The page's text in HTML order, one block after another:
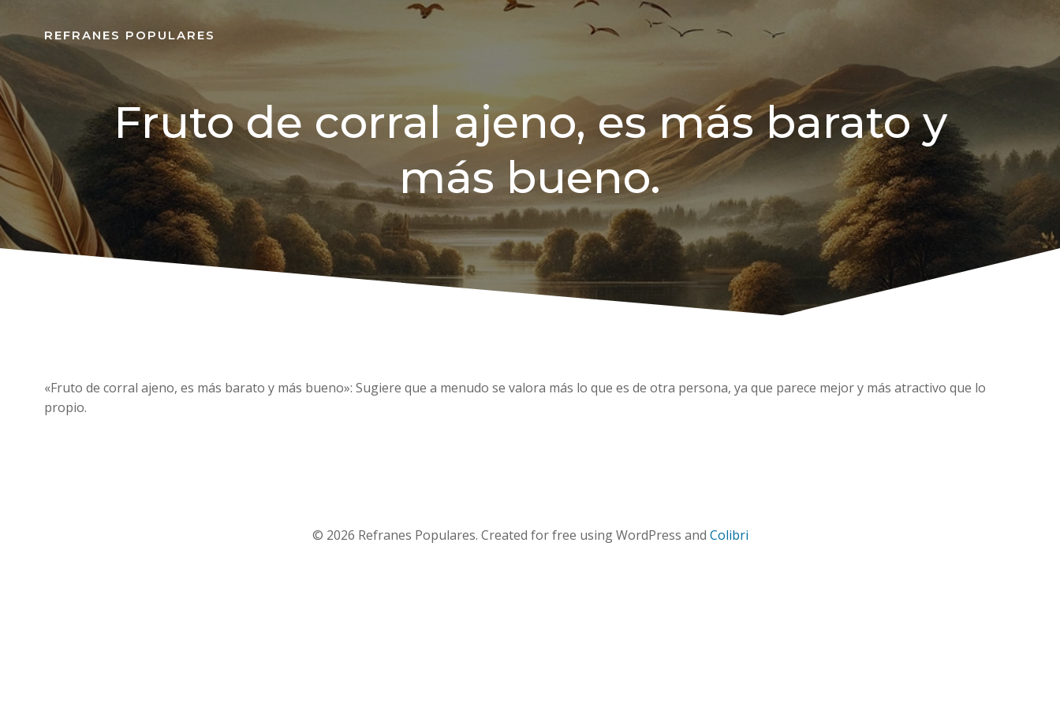
REFRANES POPULARES
Fruto de corral ajeno, es más barato y
más bueno.
«Fruto de corral ajeno, es más barato y más bueno»: Sugiere que a menudo se valora más lo que es de otra persona, ya que parece mejor y más atractivo que lo
propio.
© 2026 Refranes Populares. Created for free using WordPress and Colibri